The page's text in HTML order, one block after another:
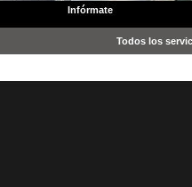
Infórmate
Todos los